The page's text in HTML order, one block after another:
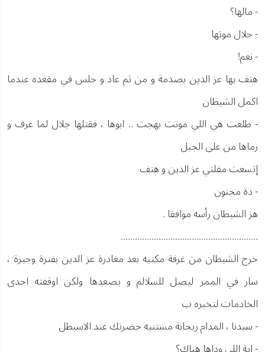
- مالها؟
- جلال موتها
- نعم!
هتف بها عز الدين بصدمة و من ثم عاد و جلس في مقعده عندما
اكمل الشيطان
- طلعت هي اللي موتت بهجت .. ابوها ، فقتلها جلال لما عرف و
رماها من على الجبل
إتسعت مقلتي عز الدين و هتف
- دة مجنون
هز الشيطان رأسه موافقا .
..........................................................
خرج الشيطان من غرفة مكتبه بعد مغادرة عز الدين بفترة وجيزة ،
سار في الممر ليصل للسلالم و يصعدها ولكن اوقفته احدى
الخادمات لتخبره ب
- سيدنا ، المدام ريحانة مستنيه حضرتك عند الاسبطل